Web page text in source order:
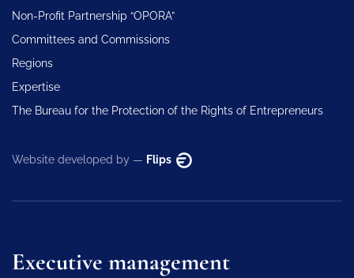
Non-Profit Partnership “OPORA”
Committees and Commissions
Regions
Expertise
The Bureau for the Protection of the Rights of Entrepreneurs
Website developed by — Flips
Executive management